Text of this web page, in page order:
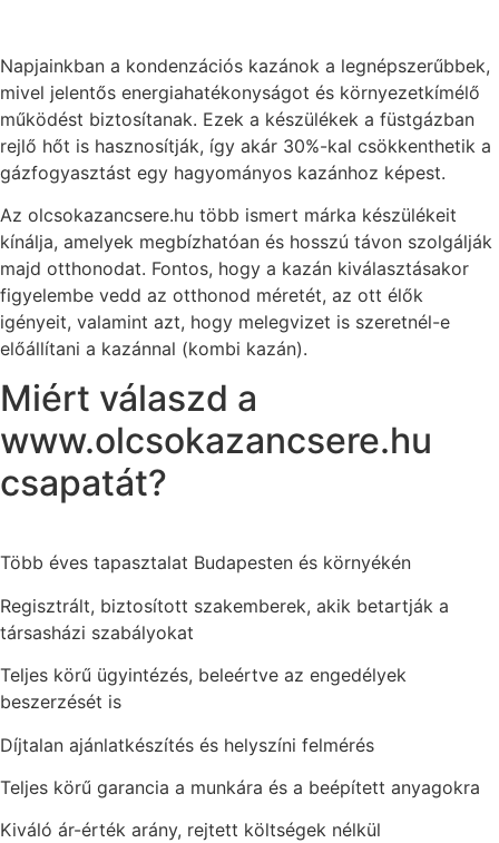
Napjainkban a kondenzációs kazánok a legnépszerűbbek,
mivel jelentős energiahatékonyságot és környezetkímélő
működést biztosítanak. Ezek a készülékek a füstgázban
rejlő hőt is hasznosítják, így akár 30%-kal csökkenthetik a
gázfogyasztást egy hagyományos kazánhoz képest.
Az olcsokazancsere.hu több ismert márka készülékeit
kínálja, amelyek megbízhatóan és hosszú távon szolgálják
majd otthonodat. Fontos, hogy a kazán kiválasztásakor
figyelembe vedd az otthonod méretét, az ott élők
igényeit, valamint azt, hogy melegvizet is szeretnél-e
előállítani a kazánnal (kombi kazán).
Miért válaszd a
www.olcsokazancsere.hu
csapatát?
Több éves tapasztalat Budapesten és környékén
Regisztrált, biztosított szakemberek, akik betartják a
társasházi szabályokat
Teljes körű ügyintézés, beleértve az engedélyek
beszerzését is
Díjtalan ajánlatkészítés és helyszíni felmérés
Teljes körű garancia a munkára és a beépített anyagokra
Kiváló ár-érték arány, rejtett költségek nélkül